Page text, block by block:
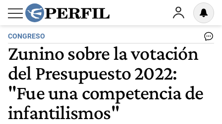
CONGRESO
Zunino sobre la votación
del Presupuesto 2022:
"Fue una competencia de
infantilismos"